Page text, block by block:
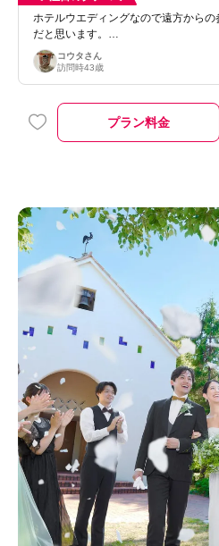
ホテルウエディングなので遠方から
だと思います。…
コウタさん
訪問時43歳
プラン料金